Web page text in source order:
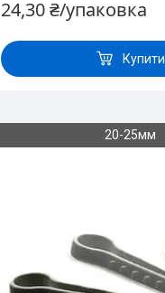
24,30 ₴/упаковка
Купити
20-25мм